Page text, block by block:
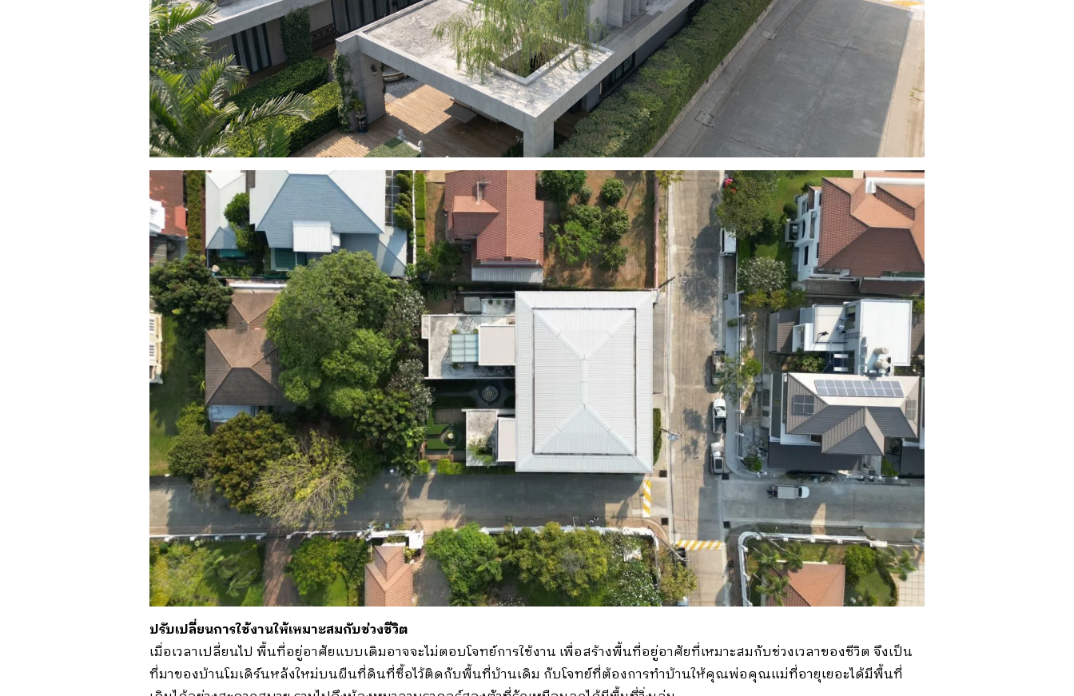
ปรับเปลี่ยนการใช้งานให้เหมาะสมกับช่วงชีวิต
เมื่อเวลาเปลี่ยนไป พื้นที่อยู่อาศัยแบบเดิมอาจจะไม่ตอบโจทย์การใช้งาน เพื่อสร้างพื้นที่อยู่อาศัยที่เหมาะสมกับช่วงเวลาของชีวิต จึงเป็น
ที่มาของบ้านโมเดิร์นหลังใหม่บนผืนที่ดินที่ซื้อไว้ติดกับพื้นที่บ้านเดิม กับโจทย์ที่ต้องการทำบ้านให้คุณพ่อคุณแม่ที่อายุเยอะได้มีพื้นที่